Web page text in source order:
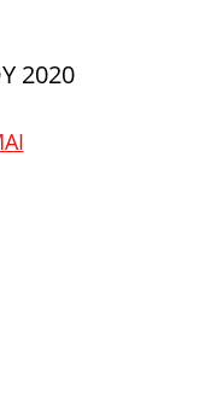
2020